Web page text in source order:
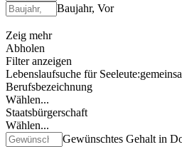
Baujahr, Vor
Zeig mehr
Abholen
Filter anzeigen
Lebenslaufsuche für Seeleute:
Berufsbezeichnung
Wählen...
Staatsbürgerschaft
Wählen...
Gewünschtes Gehalt in